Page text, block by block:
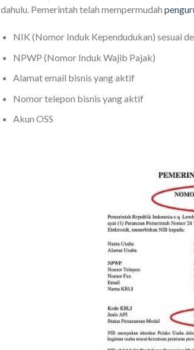
dahulu. Pemerintah telah mempermudah
NIK (Nomor Induk Kependudukan) sesuai
NPWP (Nomor Induk Wajib Pajak)
Alamat email bisnis yang aktif
Nomor telepon bisnis yang aktif
Akun OSS